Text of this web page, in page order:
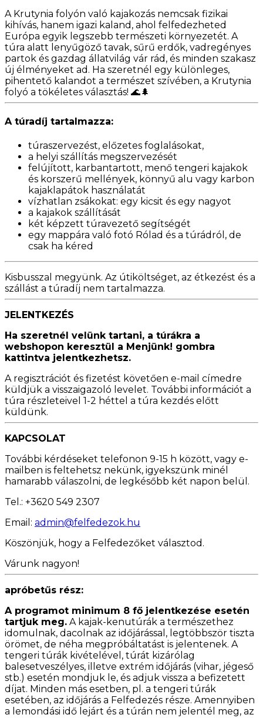
A Krutynia folyón való kajakozás nemcsak fizikai
kihívás, hanem igazi kaland, ahol felfedezheted
Európa egyik legszebb természeti környezetét. A
túra alatt lenyűgöző tavak, sűrű erdők, vadregényes
partok és gazdag állatvilág vár rád, és minden szakasz
új élményeket ad. Ha szeretnél egy különleges,
pihentető kalandot a természet szívében, a Krutynia
folyó a tökéletes választás! 🌊🌲
A túradíj tartalmazza:
túraszervezést, előzetes foglalásokat,
a helyi szállítás megszervezését
felújított, karbantartott, menő tengeri kajakok
és korszerű mellények, könnyű alu vagy karbon
kajaklapátok használatát
vízhatlan zsákokat: egy kicsit és egy nagyot
a kajakok szállítását
két képzett túravezető segítségét
egy mappára való fotó Rólad és a túrádról, de
csak ha kéred
Kisbusszal megyünk. Az útiköltséget, az étkezést és a
szállást a túradíj nem tartalmazza.
JELENTKEZÉS
Ha szeretnél velünk tartani, a túrákra a
webshopon keresztül a Menjünk! gombra
kattintva jelentkezhetsz.
A regisztrációt és fizetést követően e-mail címedre
küldjük a visszaigazoló levelet. További információt a
túra részleteivel 1-2 héttel a túra kezdés előtt
küldünk.
KAPCSOLAT
További kérdéseket telefonon 9-15 h között, vagy e-
mailben is feltehetsz nekünk, igyekszünk minél
hamarabb válaszolni, de legkésőbb két napon belül.
Tel.: +3620 549 2307
Email: admin@felfedezok.hu
Köszönjük, hogy a Felfedezőket választod.
Várunk nagyon!
apróbetűs rész:
A programot minimum 8 fő jelentkezése esetén
tartjuk meg. A kajak-kenutúrák a természethez
idomulnak, dacolnak az időjárással, legtöbbször tiszta
örömet, de néha megpróbáltatást is jelentenek. A
tengeri túrák kivételével, túrát kizárólag
balesetveszélyes, illetve extrém időjárás (vihar, jégeső
stb.) esetén mondjuk le, és adjuk vissza a befizetett
díjat. Minden más esetben, pl. a tengeri túrák
esetében, az időjárás a Felfedezés része. Amennyiben
a lemondási idő lejárt és a túrán nem jelentél meg, az